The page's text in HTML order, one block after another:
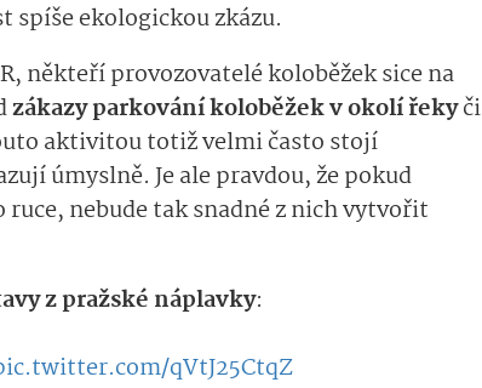
spíše ekologickou zkázu.
někteří provozovatelé koloběžek sice na
zákazy parkování koloběžek v okolí řekyči
aktivitou totiž velmi často stojí
úmyslně. Je ale pravdou, že pokud
nebude tak snadné z nich vytvořit
z pražské náplavky:
qVtJ25CtqZ